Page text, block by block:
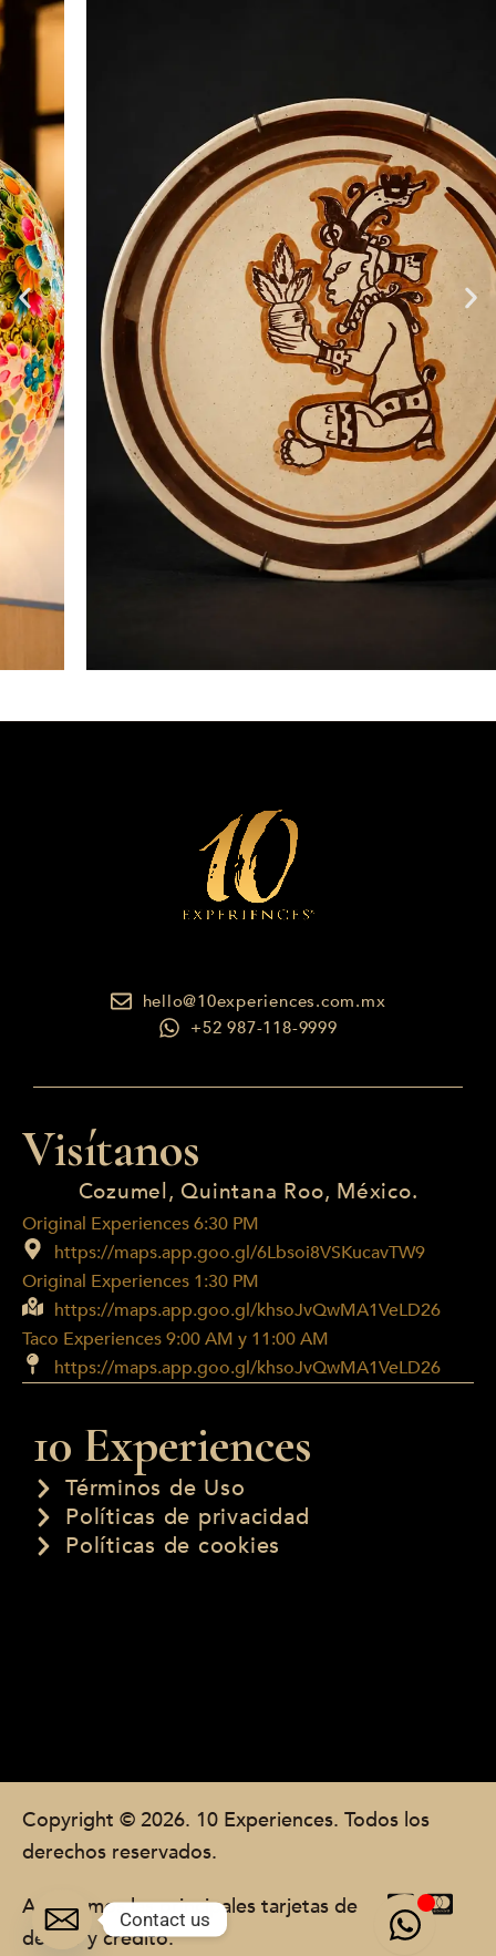
hello@10experiences.com.mx
+52 987-118-9999
Visítanos
Cozumel, Quintana Roo, México.
Original Experiences 6:30 PM
https://maps.app.goo.gl/6Lbsoi8VSKucavTW9
Original Experiences 1:30 PM
https://maps.app.goo.gl/khsoJvQwMA1VeLD26
Taco Experiences 9:00 AM y 11:00 AM
https://maps.app.goo.gl/khsoJvQwMA1VeLD26
10 Experiences
Términos de Uso
Políticas de privacidad
Políticas de cookies
Copyright © 2026. 10 Experiences. Todos los
derechos reservados.
Aceptamos las principales tarjetas de
débito y crédito.
Contact us